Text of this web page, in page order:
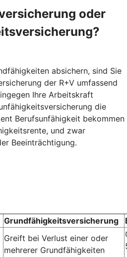
oder
absichern, sind Sie
der R+V umfassend
Ihre Arbeitskraft
die
Berufsunfähigkeit bekommen
und zwar
Beeinträchtigung.
Grundfähigkeitsversicherung
Greift bei Verlust einer oder
mehrerer Grundfähigkeiten